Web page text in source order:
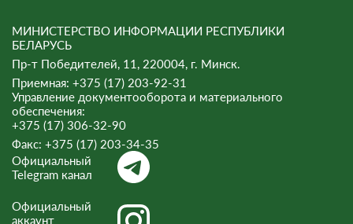
МИНИСТЕРСТВО ИНФОРМАЦИИ РЕСПУБЛИКИ
БЕЛАРУСЬ
Пр-т Победителей, 11, 220004, г. Минск.
Приемная: +375 (17) 203-92-31
Управление документооборота и материального
обеспечения:
+375 (17) 306-32-90
Факс: +375 (17) 203-34-35
Официальный
Telegram канал
Официальный
аккаунт